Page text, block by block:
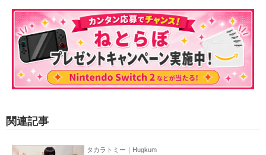
関連記事
タカラトミー｜Hugkum